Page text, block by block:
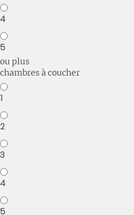
4
5
ou plus
chambres à coucher
1
2
3
4
5